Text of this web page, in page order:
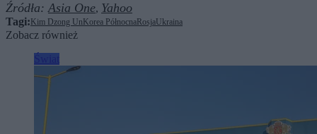
Źródła:Asia One, Yahoo
Tagi: Kim Dzong Un Korea Północna RosjaUkraina
Zobacz również